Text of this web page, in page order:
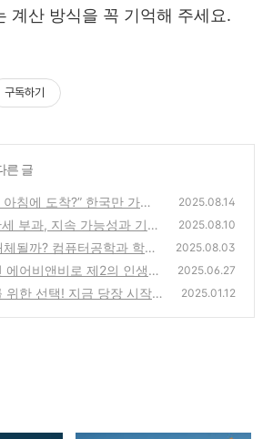
계산 방식을 꼭 기억해 주세요.
구독하기
른 글
침에 도착?” 한국만 가능
든 비밀
(12)
2025.08.14
부과, 지속 가능성과 기업
(7)
2025.08.10
될까? 컴퓨터공학과 학생
5가지 전략"
(7)
2025.08.03
에어비앤비로 제2의 인생
2025.06.27
위한 선택! 지금 당장 시작
2025.01.12